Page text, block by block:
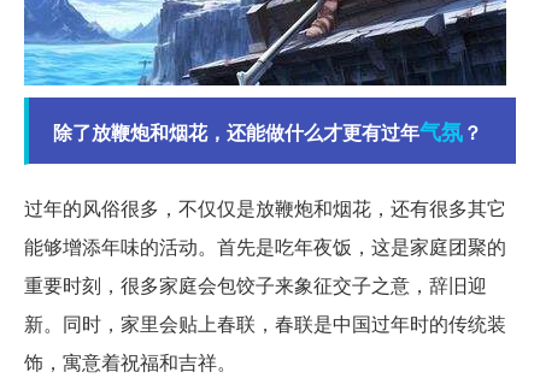
除了放鞭炮和烟花，还能做什么才更有过年气氛？
过年的风俗很多，不仅仅是放鞭炮和烟花，还有很多其它
能够增添年味的活动。首先是吃年夜饭，这是家庭团聚的
重要时刻，很多家庭会包饺子来象征交子之意，辞旧迎
新。同时，家里会贴上春联，春联是中国过年时的传统装
饰，寓意着祝福和吉祥。